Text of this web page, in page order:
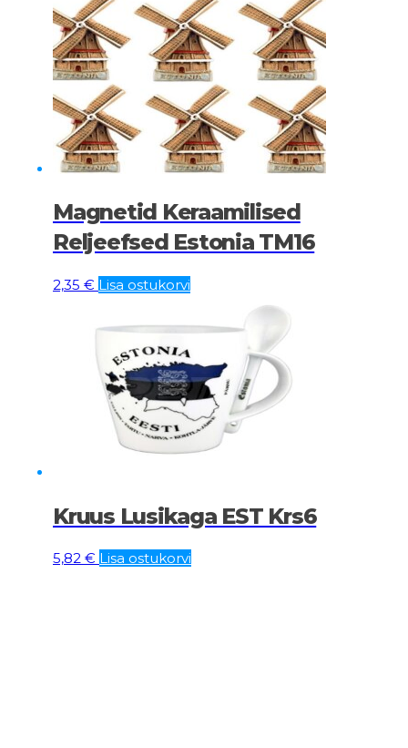
Magnetid Keraamilised
Reljeefsed Estonia TM16
2,35 € Lisa ostukorvi
Kruus Lusikaga EST Krs6
5,82 € Lisa ostukorvi